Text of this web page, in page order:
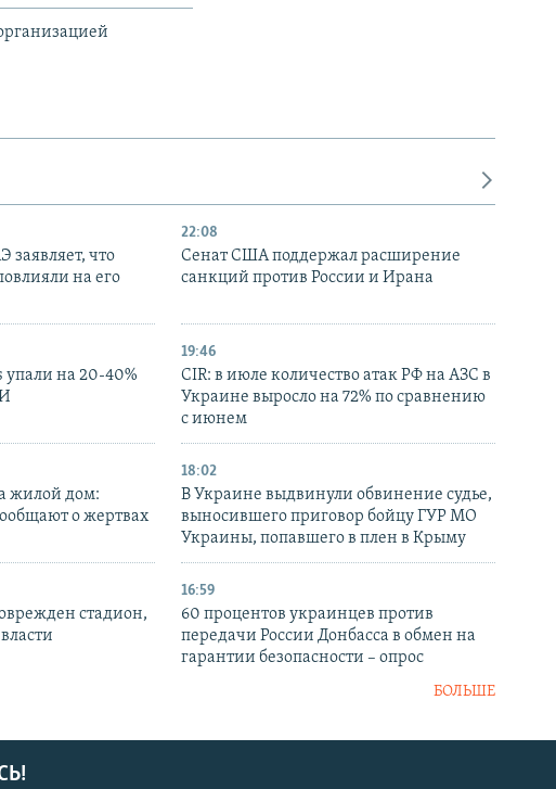
заявляет, что
на его
22:08
Сенат США поддержал расширение
санкций против России и Ирана
на 20-40%
19:46
CIR: в июле количество атак РФ на АЗС в
Украине выросло на 72% по сравнению
с июнем
жилой дом:
о жертвах
18:02
В Украине выдвинули обвинение судье,
выносившего приговор бойцу ГУР МО
Украины, попавшего в плен в Крыму
стадион,
16:59
60 процентов украинцев против
передачи России Донбасса в обмен на
гарантии безопасности – опрос
БОЛЬШЕ